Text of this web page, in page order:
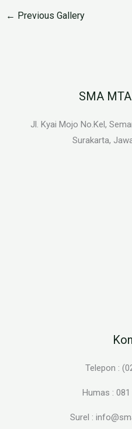
← Previous Gallery
SMA
Jl. Kyai Mojo No.Kel,
Surakarta,
Telepon :
Humas :
Surel :